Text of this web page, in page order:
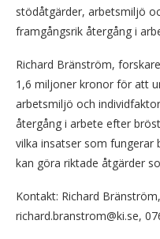
stödåtgärder, arbetsmiljö
framgångsrik återgång i
Richard Bränström,
1,6 miljoner kronor för att
arbetsmiljö och
återgång i arbete efter
vilka insatser som
kan göra riktade åtgärder
Kontakt: Richard
richard.branstrom@ki.se,